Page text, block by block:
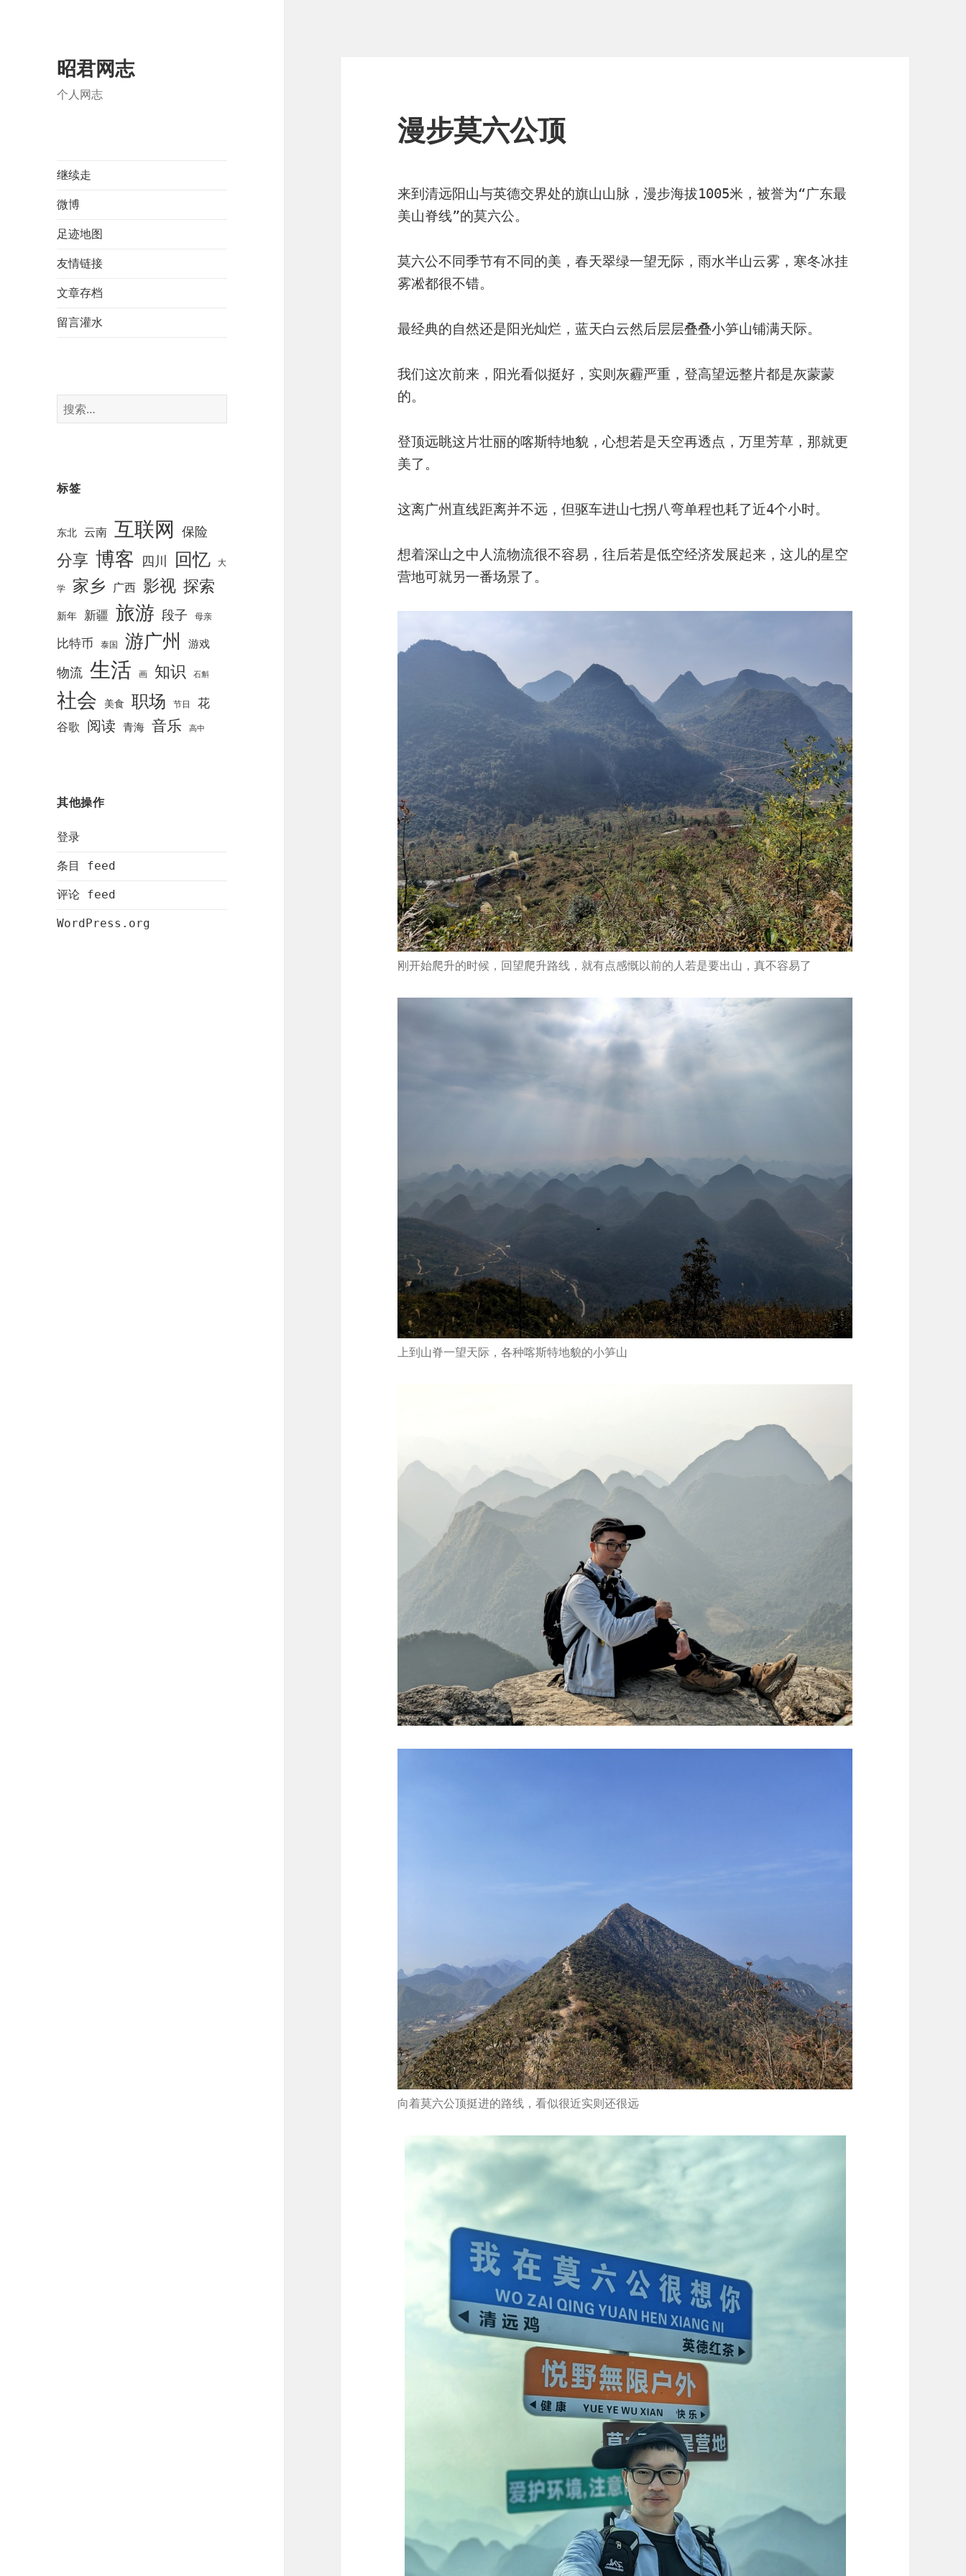
昭君网志
个人网志
继续走
微博
足迹地图
友情链接
文章存档
留言灌水
搜
索
标签
东北 云南 互联网 保险
分享 博客 四川 回忆 大
学 家乡 广西 影视 探索
新年 新疆 旅游 段子 母亲
比特币 泰国 游广州 游戏
物流 生活 画 知识 石斛
社会 美食 职场 节日
花
谷歌
阅读 青海 音乐 高中
其他操作
登录
条目 feed
评论 feed
WordPress.org
漫步莫六公顶
来到清远阳山与英德交界处的旗山山脉，漫步海拔1005米，被誉为“广东最
美山脊线”的莫六公。
莫六公不同季节有不同的美，春天翠绿一望无际，雨水半山云雾，寒冬冰挂
雾凇都很不错。
最经典的自然还是阳光灿烂，蓝天白云然后层层叠叠小笋山铺满天际。
我们这次前来，阳光看似挺好，实则灰霾严重，登高望远整片都是灰蒙蒙
的。
登顶远眺这片壮丽的喀斯特地貌，心想若是天空再透点，万里芳草，那就更
美了。
这离广州直线距离并不远，但驱车进山七拐八弯单程也耗了近4个小时。
想着深山之中人流物流很不容易，往后若是低空经济发展起来，这儿的星空
营地可就另一番场景了。
刚开始爬升的时候，回望爬升路线，就有点感慨以前的人若是要出山，真不容易了
上到山脊一望天际，各种喀斯特地貌的小笋山
向着莫六公顶挺进的路线，看似很近实则还很远